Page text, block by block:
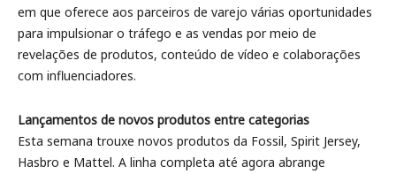
em que oferece aos parceiros de varejo várias oportunidades
para impulsionar o tráfego e as vendas por meio de
revelações de produtos, conteúdo de vídeo e colaborações
com influenciadores.
Lançamentos de novos produtos entre categorias
Esta semana trouxe novos produtos da Fossil, Spirit Jersey,
Hasbro e Mattel. A linha completa até agora abrange